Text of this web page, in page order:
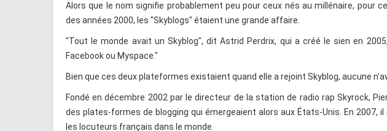
Alors que le nom signifie probablement peu pour ceux nés au millénaire, pour
des années 2000, les "Skyblogs" étaient une grande affaire.
"Tout le monde avait un Skyblog", dit Astrid Perdrix, qui a créé le sien en
Facebook ou Myspace."
Bien que ces deux plateformes existaient quand elle a rejoint Skyblog, aucune
Fondé en décembre 2002 par le directeur de la station de radio rap Skyrock,
des plates-formes de blogging qui émergeaient alors aux États-Unis. En 2007,
les locuteurs français dans le monde.